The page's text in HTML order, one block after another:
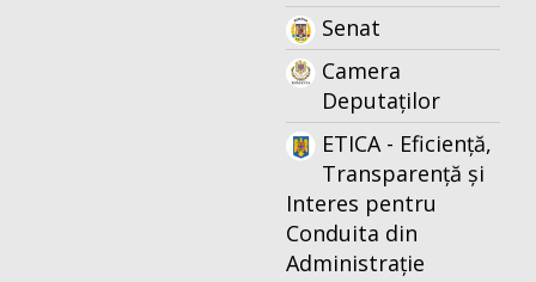
Senat
Camera
Deputaților
ETICA - Eficiență,
Transparență și
Interes pentru
Conduita din
Administrație